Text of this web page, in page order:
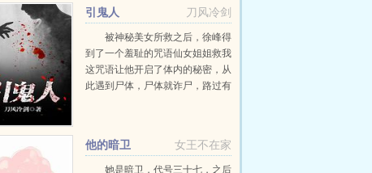
刀风冷剑
引鬼人
被神秘美女所救之后，徐峰得
到了一个羞耻的咒语仙女姐姐救我
这咒语让他开启了体内的秘密，从
此遇到尸体，尸体就诈尸，路过有
女王不在家
他的暗卫
她是暗卫，代号三十七，之后